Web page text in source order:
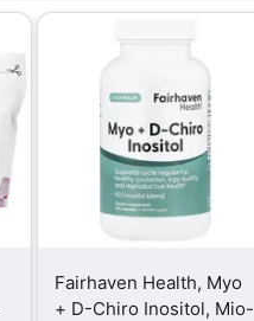
Fairhaven Health, Myo
+ D-Chiro Inositol, Міо-